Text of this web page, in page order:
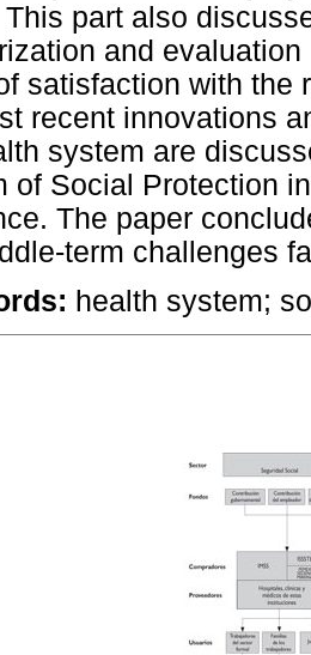
part also
and
satisfaction with the
recent innovations
system are
of Social Protection
The paper
term challenges
health system;